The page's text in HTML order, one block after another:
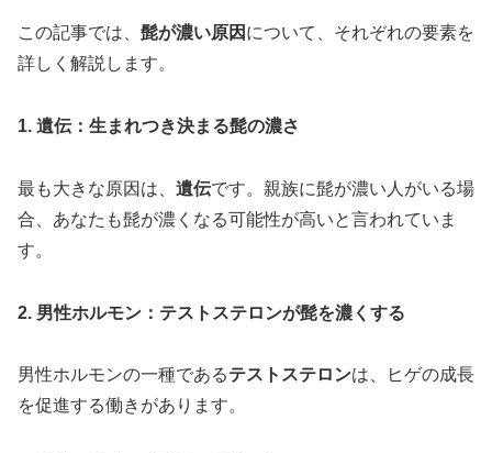
この記事では、 髭が濃い原因 について、それぞれの要素を
詳しく解説します。
1. 遺伝：生まれつき決まる髭の濃さ
最も大きな原因は、 遺伝です。親族に髭が濃い人がいる場
合、あなたも髭が濃くなる可能性が高いと言われていま
す。
2. 男性ホルモン：テストステロンが髭を濃くする
男性ホルモンの一種であるテストステロンは、ヒゲの成長
を促進する働きがあります。